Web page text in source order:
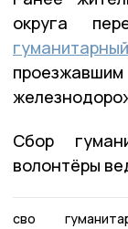
округа
Сбор
волонтёры
сво